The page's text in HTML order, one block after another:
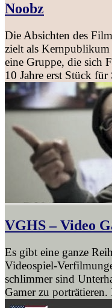
Noobz
Die Absichten des
zielt als Kernpublikum
eine Gruppe, die sich
10 Jahre erst Stück für
VGHS – Video
Es gibt eine ganze
Videospiel-
schlimmer sind
Gamer zu porträtieren.